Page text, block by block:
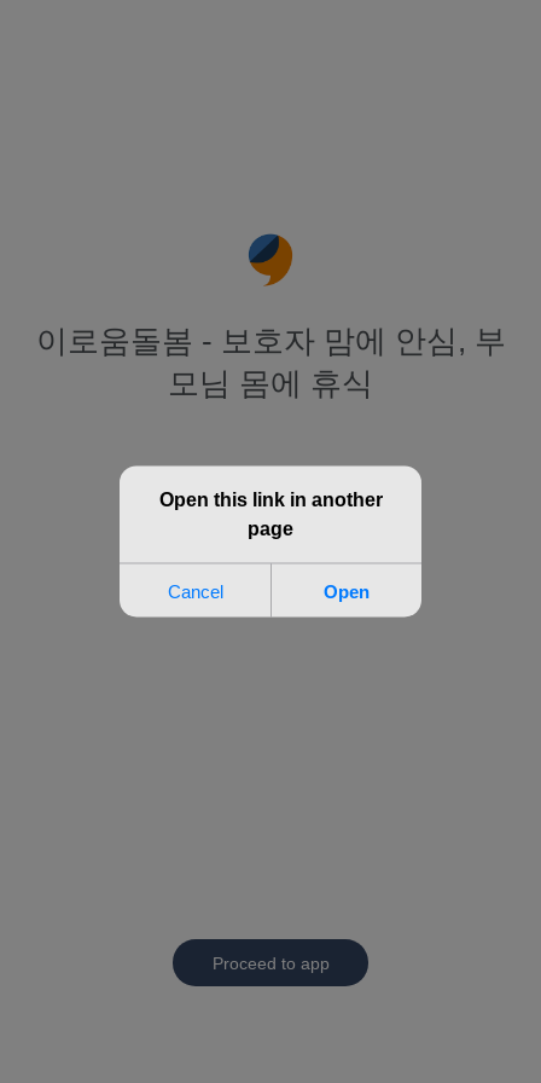
이로움돌봄 - 보호자 맘에 안심, 부
모님 몸에 휴식
Proceed to app